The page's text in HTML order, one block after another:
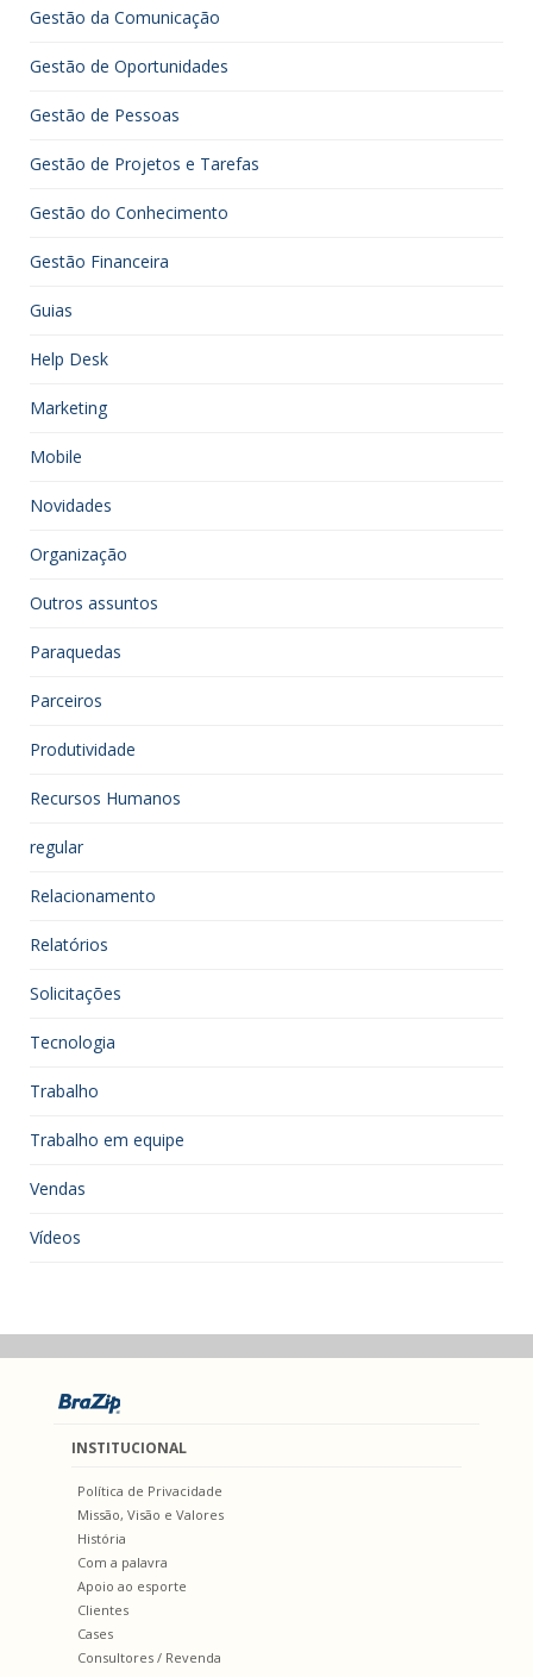
Gestão da Comunicação
Gestão de Oportunidades
Gestão de Pessoas
Gestão de Projetos e Tarefas
Gestão do Conhecimento
Gestão Financeira
Guias
Help Desk
Marketing
Mobile
Novidades
Organização
Outros assuntos
Paraquedas
Parceiros
Produtividade
Recursos Humanos
regular
Relacionamento
Relatórios
Solicitações
Tecnologia
Trabalho
Trabalho em equipe
Vendas
Vídeos
INSTITUCIONAL
Política de Privacidade
Missão, Visão e Valores
História
Com a palavra
Apoio ao esporte
Clientes
Cases
Consultores / Revenda